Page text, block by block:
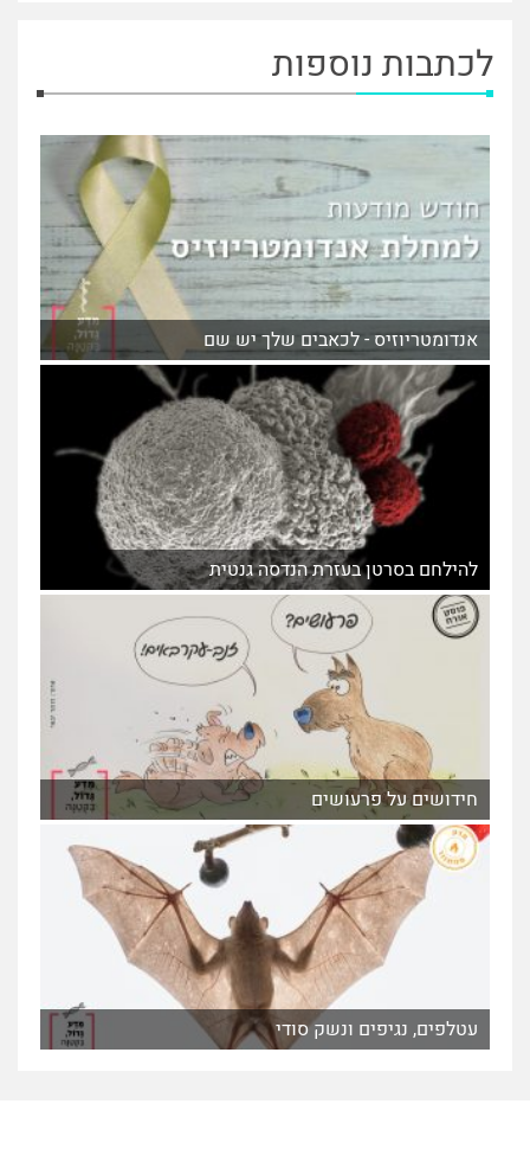
לכתבות נוספות
אנדומטריוזיס - לכאבים שלך יש שם
להילחם בסרטן בעזרת הנדסה גנטית
חידושים על פרעושים
עטלפים, נגיפים ונשק סודי